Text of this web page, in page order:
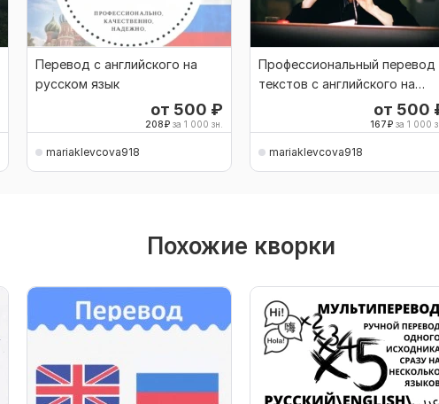
Перевод с английского на
русском язык
от 500 ₽
208₽ за 1 000 зн.
mariaklevcova918
Профессиональный перевод
текстов с английского на
от 500
167₽ за 1 000
mariaklevcova918
Похожие кворки